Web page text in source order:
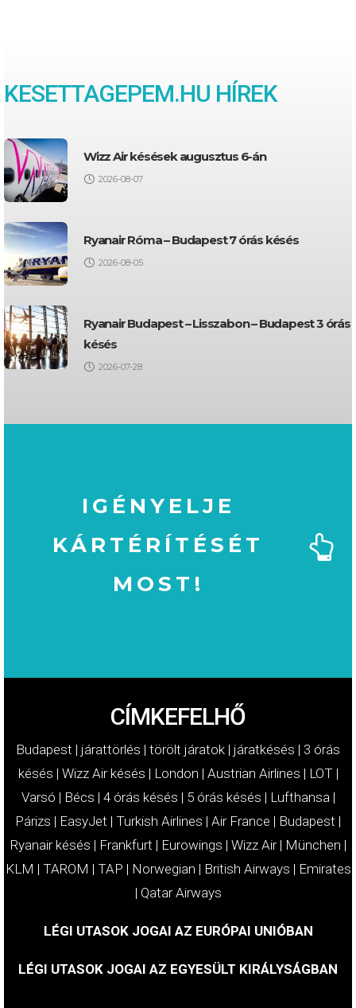
KESETTAGEPEM.HU HÍREK
Wizz Air késések augusztus 6-án
2026-08-07
Ryanair Róma – Budapest 7 órás késés
2026-08-05
Ryanair Budapest – Lisszabon – Budapest 3 órás
késés
2026-07-28
IGÉNYELJE
KÁRTÉRÍTÉSÉT
MOST!
CÍMKEFELHŐ
Budapest | járattörlés | törölt járatok | járatkésés | 3 órás
késés | Wizz Air késés | London | Austrian Airlines | LOT|
Varsó | Bécs | 4 órás késés | 5 órás késés | Lufthansa |
Párizs | EasyJet | Turkish Airlines | Air France | Budapest |
Ryanair késés | Frankfurt | Eurowings | Wizz Air| München |
KLM | TAROM | TAP | Norwegian | British Airways | Emirates
| Qatar Airways
LÉGI UTASOK JOGAI AZ EURÓPAI UNIÓBAN
LÉGI UTASOK JOGAI AZ EGYESÜLT KIRÁLYSÁGBAN